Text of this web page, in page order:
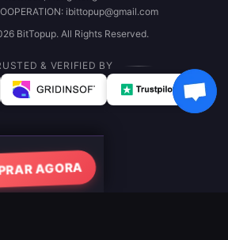
AGORA
ibittopup@gmail.com
BitTopup. All Rights Reserved.
& VERIFIED BY